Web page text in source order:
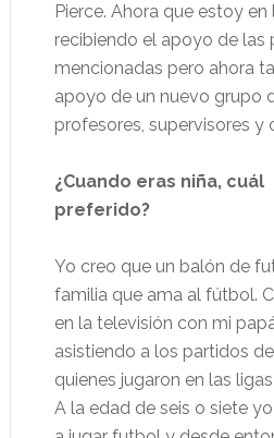
Pierce. Ahora que estoy
recibiendo el apoyo de las
mencionadas pero ahora
apoyo de un nuevo grupo
profesores, supervisores y
¿Cuando eras niña,
preferido?
Yo creo que un balón de
familia que ama al fútbol.
en la televisión con mi
asistiendo a los partidos
quienes jugaron en las
A la edad de seis o siete